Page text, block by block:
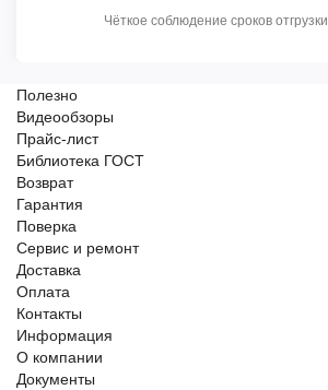
Чёткое соблюдение сроков отгрузки
Полезно
Видеообзоры
Прайс-лист
Библиотека ГОСТ
Возврат
Гарантия
Поверка
Сервис и ремонт
Доставка
Оплата
Контакты
Информация
О компании
Документы